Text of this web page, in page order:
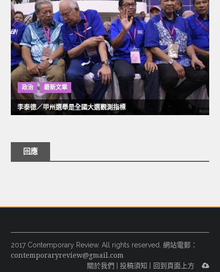
政治 最新文章
李泰德／甲州選舉是全國大選觀測指標
回應
2017 Contemporary Review. All rights reserved. 網站電郵：
contemporaryreview@gmail.com
回到頁面上方
關於我們 投稿須知